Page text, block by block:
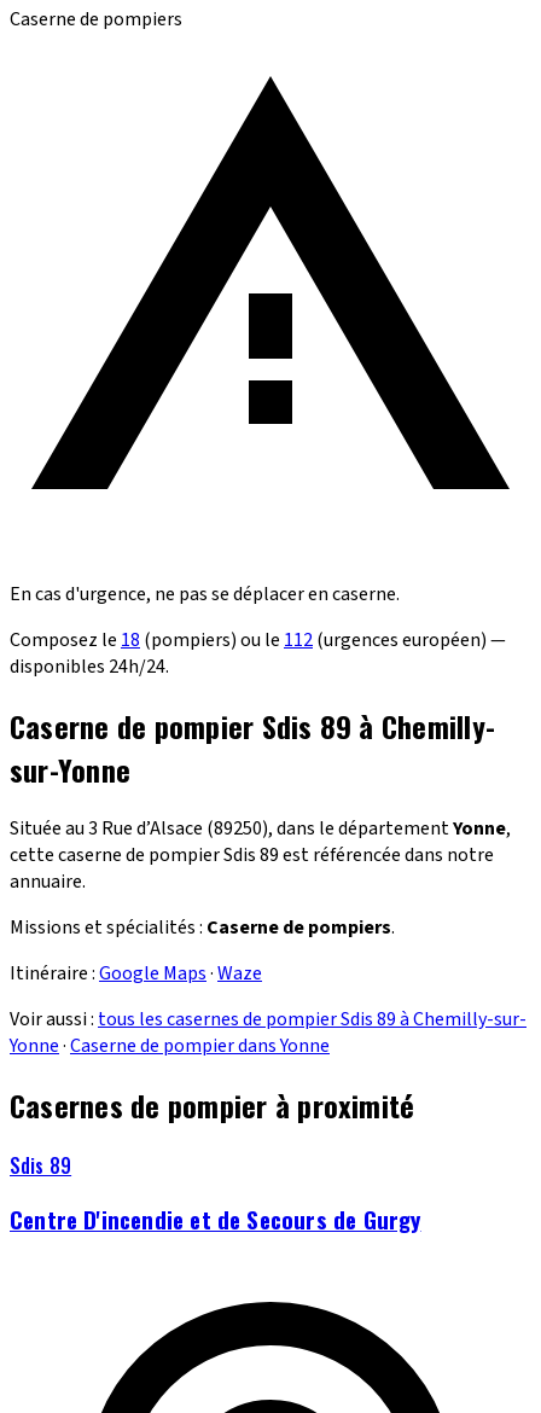
Caserne de pompiers
En cas d'urgence, ne pas se déplacer en caserne.
Composez le 18 (pompiers) ou le 112(urgences européen) —
disponibles 24h/24.
Caserne de pompier Sdis 89 à Chemilly-
sur-Yonne
Située au 3 Rue d’Alsace (89250), dans le départementYonne,
cette caserne de pompier Sdis 89 est référencée dans notre
annuaire.
Missions et spécialités : Caserne de pompiers.
Itinéraire :Google Maps·Waze
Voir aussi : tous les casernes de pompier Sdis 89 à Chemilly-sur-
Yonne·Caserne de pompier dans Yonne
Casernes de pompier à proximité
Sdis 89
Centre D'incendie et de Secours de Gurgy